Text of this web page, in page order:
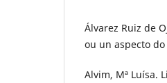
Álvarez Ruiz de
ou un aspecto do
Alvim, Mª Luísa.